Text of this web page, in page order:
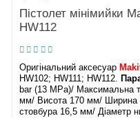
Пістолет мінімийки
HW112
Оригінальний аксесуар
HW102; HW111; HW112.
bar (13 MPa)/ Максимальна
мм/ Висота 170 мм/ Ширина
стовбура 16,5 мм/ Діаметр